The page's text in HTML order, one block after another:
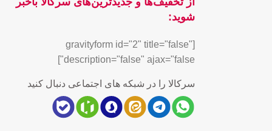
شوید:
[gravityform id="2" title="false"
description="false" ajax="false"]
سرکالا را در شبکه های اجتماعی دنبال کنید